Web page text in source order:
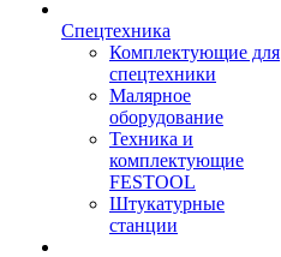
Спецтехника
Комплектующие для
спецтехники
Малярное
оборудование
Техника и
комплектующие
FESTOOL
Штукатурные
станции